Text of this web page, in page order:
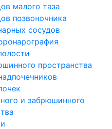
малого таза
позвоночника
сосудов
пространства
и забрюшинного